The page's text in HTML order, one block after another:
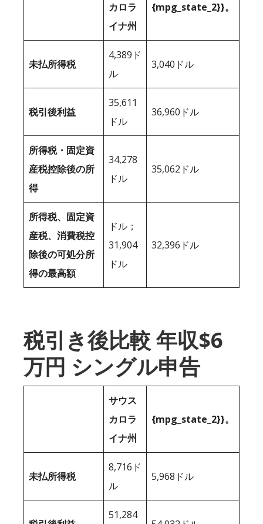
カロラ
イナ州
{mpg_state_2}}。
未払所得税
4,389ド
ル
3,040ドル
税引後利益
35,611
ドル
36,960ドル
所得税・固定資
産税控除後の所
得
34,278
ドル
35,062ドル
所得税、固定資
産税、消費税控
除後の可処分所
得の最高額
ドル；
31,904
ドル
32,396ドル
税引き後比較 年収$6
万円 シングル申告
サウス
カロラ
イナ州
{mpg_state_2}}。
未払所得税
8,716ド
ル
5,968ドル
51,284